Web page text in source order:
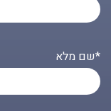
שם מלא*